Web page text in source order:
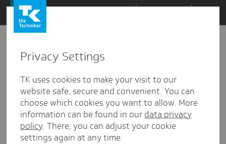
Zum
Inhalt
springen
den
Kommentaren
Privacy Settings
TK uses cookies to make your visit to our
website safe, secure and convenient. You can
choose which cookies you want to allow. More
information can be found in our data privacy
policy. There, you can adjust your cookie
settings again at any time.